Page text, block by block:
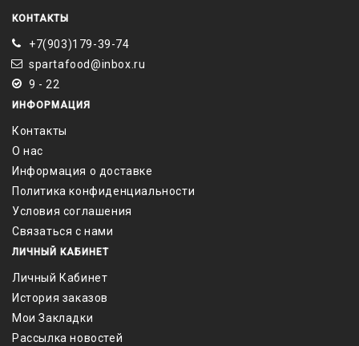
КОНТАКТЫ
+7(903)179-39-74
spartafood@inbox.ru
9 - 22
ИНФОРМАЦИЯ
Контакты
О нас
Информация о доставке
Политика конфиденциальности
Условия соглашения
Связаться с нами
ЛИЧНЫЙ КАБИНЕТ
Личный Кабинет
История заказов
Мои Закладки
Рассылка новостей